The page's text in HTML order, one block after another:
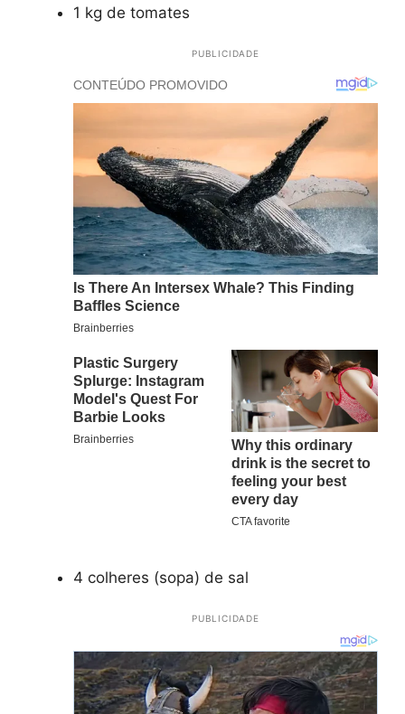
1 kg de tomates
PUBLICIDADE
4 colheres (sopa) de sal
PUBLICIDADE